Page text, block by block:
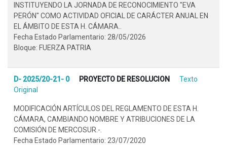
INSTITUYENDO LA JORNADA DE RECONOCIMIENTO "EVA
PERÓN" COMO ACTIVIDAD OFICIAL DE CARÁCTER ANUAL EN
EL ÁMBITO DE ESTA H. CÁMARA..
Fecha Estado Parlamentario: 28/05/2026
Bloque: FUERZA PATRIA
D- 2025/20-21- 0 PROYECTO DE RESOLUCION
Texto
Original
MODIFICACIÓN ARTÍCULOS DEL REGLAMENTO DE ESTA H.
CÁMARA, CAMBIANDO NOMBRE Y ATRIBUCIONES DE LA
COMISIÓN DE MERCOSUR.-.
Fecha Estado Parlamentario: 23/07/2020